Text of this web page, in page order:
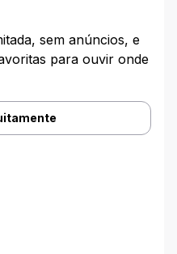
sem anúncios, e
para ouvir onde